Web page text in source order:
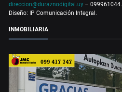
direccion@duraznodigital.uy – 099961044.
Diseño: IP Comunicación Integral.
INMOBILIARIA